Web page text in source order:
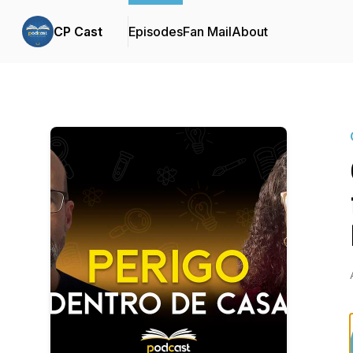
CP Cast EpisodesFan MailAbout